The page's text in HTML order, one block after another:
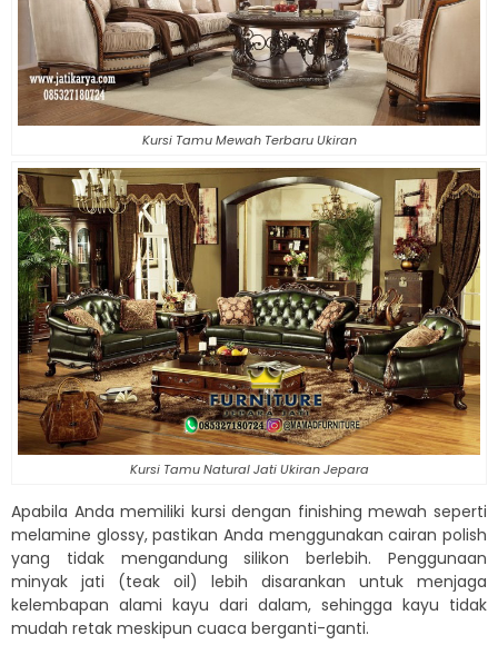
Kursi Tamu Mewah Terbaru Ukiran
Kursi Tamu Natural Jati Ukiran Jepara
Apabila Anda memiliki kursi dengan finishing mewah seperti
melamine glossy, pastikan Anda menggunakan cairan polish
yang tidak mengandung silikon berlebih. Penggunaan
minyak jati (teak oil) lebih disarankan untuk menjaga
kelembapan alami kayu dari dalam, sehingga kayu tidak
mudah retak meskipun cuaca berganti-ganti.